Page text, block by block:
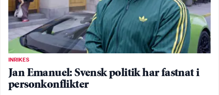
INRIKES
Jan Emanuel: Svensk politik har fastnat i
personkonflikter